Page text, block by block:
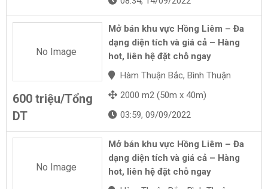
No Image
600 triệu/Tổng
DT
Mở bán khu vực Hồng Liêm – Đa
dạng diện tích và giá cả – Hàng
hot, liên hệ đặt chỗ ngay
Hàm Thuận Bắc, Bình Thuận
2000 m2 (50m x 40m)
03:59, 09/09/2022
No Image
Mở bán khu vực Hồng Liêm – Đa
dạng diện tích và giá cả – Hàng
hot, liên hệ đặt chỗ ngay